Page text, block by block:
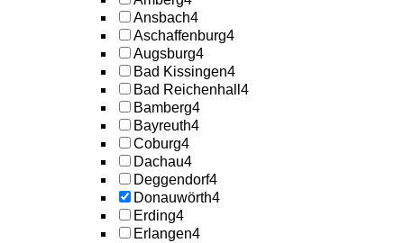
Ansbach4
Aschaffenburg4
Augsburg4
Bad Kissingen4
Bad Reichenhall 4
Bamberg4
Bayreuth4
Coburg4
Dachau4
Deggendorf4
Donauwörth4
Erding4
Erlangen4